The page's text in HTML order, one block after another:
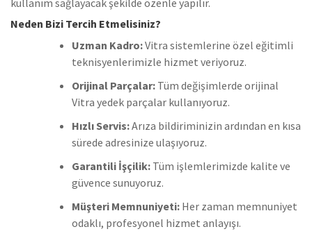
Neden Bizi Tercih Etmelisiniz?
Uzman Kadro:Vitra sistemlerine özel eğitimli
teknisyenlerimizle hizmet veriyoruz.
Orijinal Parçalar: Tüm değişimlerde orijinal
Vitra yedek parçalar kullanıyoruz.
Hızlı Servis:Arıza bildiriminizin ardından en kısa
sürede adresinize ulaşıyoruz.
Garantili İşçilik: Tüm işlemlerimizde kalite ve
güvence sunuyoruz.
Müşteri Memnuniyeti: Her zaman memnuniyet
odaklı, profesyonel hizmet anlayışı.